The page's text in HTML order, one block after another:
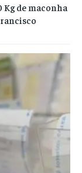
Kg de maconha